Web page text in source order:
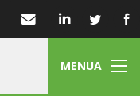
MENUA